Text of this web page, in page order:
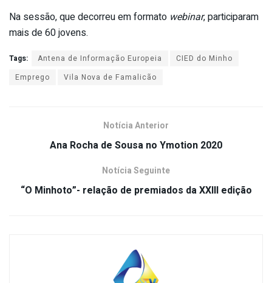
Na sessão, que decorreu em formato webinar, participaram
mais de 60 jovens.
Tags: Antena de Informação Europeia
CIED do Minho
Emprego
Vila Nova de Famalicão
Notícia Anterior
Ana Rocha de Sousa no Ymotion 2020
Notícia Seguinte
“O Minhoto”- relação de premiados da XXIII edição